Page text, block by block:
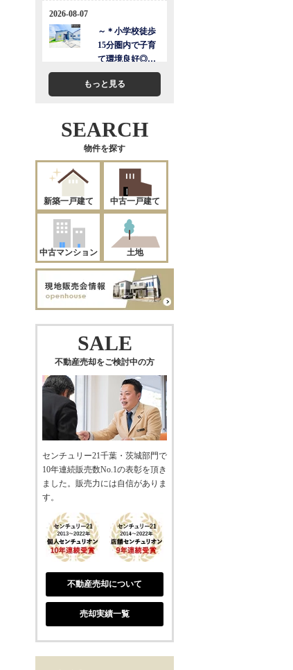
もっと見る
SEARCH
物件を探す
新築一戸建て 中古一戸建て
中古マンション 土地
SALE
不動産売却をご検討中の方
センチュリー21千葉・茨城部門で
10年連続販売数No.1の表彰を頂き
ました。販売力には自信がありま
す。
不動産売却について
売却実績一覧